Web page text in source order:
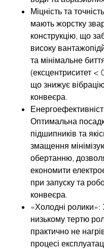
Міцність та
мають жорстку
конструкцію, що
високу
та мінімальне
(ексцентриситет <
що знижує
конвеєра.
Оптимальна
підшипників та
змащення
обертанню,
економити
при запуску та
конвеєра.
«Холодні ролики»:
низькому тертю
практично не
процесі